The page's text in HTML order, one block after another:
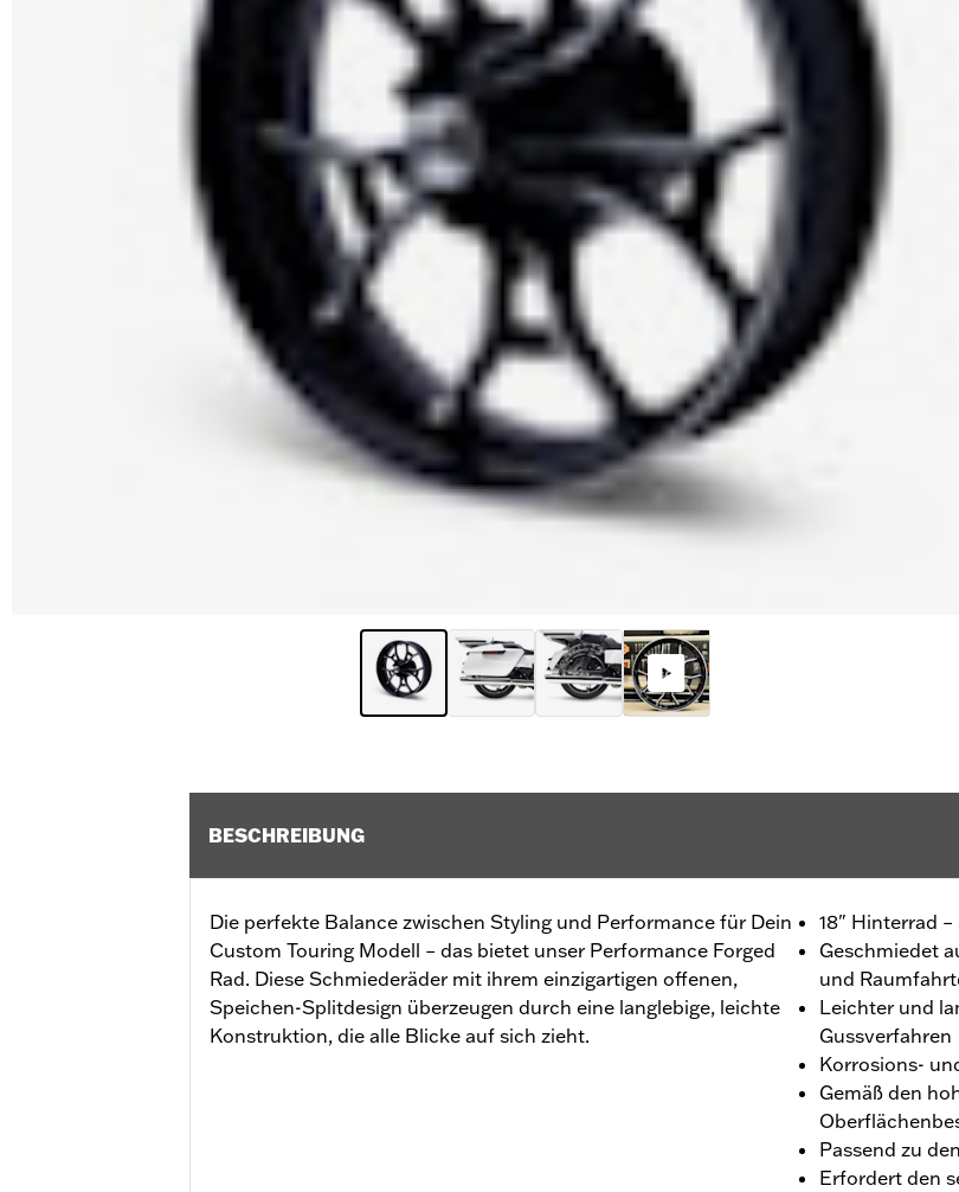
BESCHREIBUNG
Die perfekte Balance zwischen Styling und Performance für Dein
Custom Touring Modell – das bietet unser Performance Forged
Rad. Diese Schmiederäder mit ihrem einzigartigen offenen,
Speichen-Splitdesign überzeugen durch eine langlebige, leichte
Konstruktion, die alle Blicke auf sich zieht.
18" Hinterrad
Geschmiedet
und
Leichter und
Gussverfahren
Korrosions-
Gemäß den
Passend zu
Erfordert den